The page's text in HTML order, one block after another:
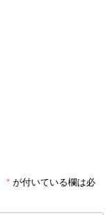
* が付いている欄は必